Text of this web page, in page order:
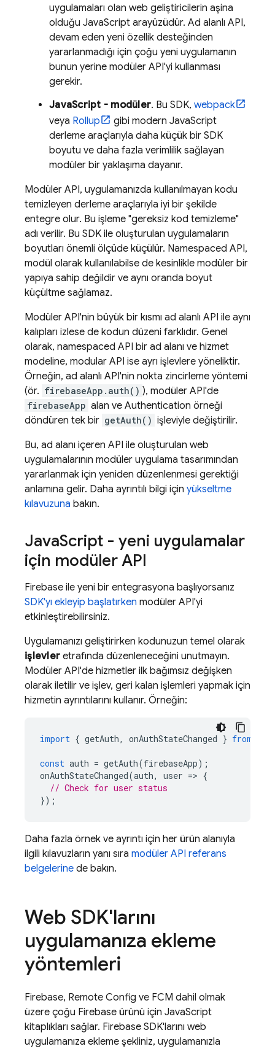
uygulamaları olan web geliştiricilerin aşina
olduğu JavaScript arayüzüdür. Ad alanlı API,
devam eden yeni özellik desteğinden
yararlanmadığı için çoğu yeni uygulamanın
bunun yerine modüler API'yi kullanması
gerekir.
JavaScript - modüler. Bu SDK, webpack
veya Rollup
gibi modern JavaScript
derleme araçlarıyla daha küçük bir SDK
boyutu ve daha fazla verimlilik sağlayan
modüler bir yaklaşıma dayanır.
Modüler API, uygulamanızda kullanılmayan kodu
temizleyen derleme araçlarıyla iyi bir şekilde
entegre olur. Bu işleme "gereksiz kod temizleme"
adı verilir. Bu SDK ile oluşturulan uygulamaların
boyutları önemli ölçüde küçülür. Namespaced API,
modül olarak kullanılabilse de kesinlikle modüler bir
yapıya sahip değildir ve aynı oranda boyut
küçültme sağlamaz.
Modüler API'nin büyük bir kısmı ad alanlı API ile aynı
kalıpları izlese de kodun düzeni farklıdır. Genel
olarak, namespaced API bir ad alanı ve hizmet
modeline, modular API ise ayrı işlevlere yöneliktir.
Örneğin, ad alanlı API'nin nokta zincirleme yöntemi
(ör. firebaseApp.auth() ), modüler API'de
firebaseApp alan ve Authentication örneği
döndüren tek bir getAuth() işleviyle değiştirilir.
Bu, ad alanı içeren API ile oluşturulan web
uygulamalarının modüler uygulama tasarımından
yararlanmak için yeniden düzenlenmesi gerektiği
anlamına gelir. Daha ayrıntılı bilgi için yükseltme
kılavuzuna bakın.
JavaScript - yeni uygulamalar
için modüler API
Firebase ile yeni bir entegrasyona başlıyorsanız
SDK'yı ekleyip başlatırken modüler API'yi
etkinleştirebilirsiniz.
Uygulamanızı geliştirirken kodunuzun temel olarak
işlevler etrafında düzenleneceğini unutmayın.
Modüler API'de hizmetler ilk bağımsız değişken
olarak iletilir ve işlev, geri kalan işlemleri yapmak için
hizmetin ayrıntılarını kullanır. Örneğin:
import { getAuth, onAuthStateChanged } from
const auth = getAuth(firebaseApp);
onAuthStateChanged(auth, user => {
// Check for user status
});
Daha fazla örnek ve ayrıntı için her ürün alanıyla
ilgili kılavuzların yanı sıra modüler API referans
belgelerine de bakın.
Web SDK'larını
uygulamanıza ekleme
yöntemleri
Firebase, Remote Config ve FCM dahil olmak
üzere çoğu Firebase ürünü için JavaScript
kitaplıkları sağlar. Firebase SDK'larını web
uygulamanıza ekleme şekliniz, uygulamanızla